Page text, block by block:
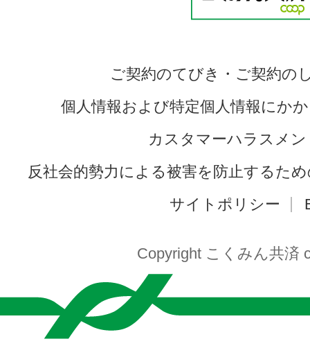
ご契約のてびき・ご契約の
個人情報および特定個人情報にか
カスタマーハラスメ
反社会的勢力による被害を防止するた
サイトポリシー
Copyright こくみん共済